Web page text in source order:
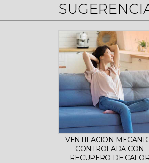
VENTILACION
CONTROLADA CON
RECUPERO DE CALOR